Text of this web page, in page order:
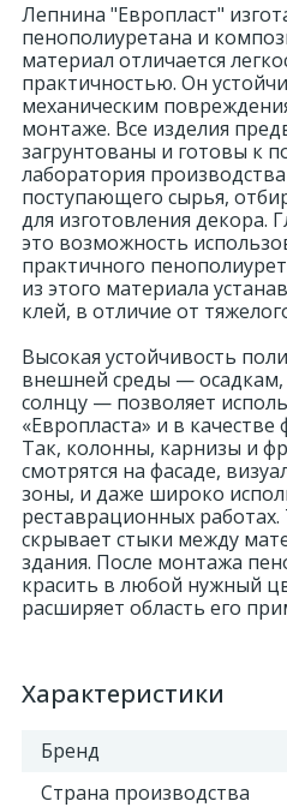
Лепнина "Европласт"
пенополиуретана и
материал отличается
практичностью. Он
механическим
монтаже. Все изделия
загрунтованы и готовы к
лаборатория
поступающего сырья,
для изготовления декора.
это возможность
практичного
из этого материала
клей, в отличие от
Высокая устойчивость
внешней среды —
солнцу — позволяет
«Европласта» и в
Так, колонны, карнизы и
смотрятся на фасаде,
зоны, и даже широко
реставрационных
скрывает стыки между
здания. После монтажа
красить в любой нужный
расширяет область его
Характеристики
Бренд
Страна производства